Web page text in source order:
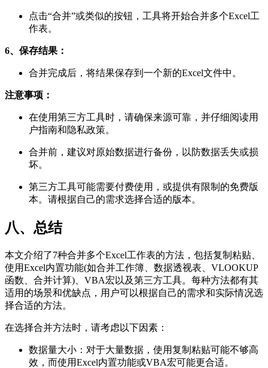
点击“合并”或类似的按钮，工具将开始合并多个Excel工
作表。
6、保存结果：
合并完成后，将结果保存到一个新的Excel文件中。
注意事项：
在使用第三方工具时，请确保来源可靠，并仔细阅读用
户指南和隐私政策。
合并前，建议对原始数据进行备份，以防数据丢失或损
坏。
第三方工具可能需要付费使用，或提供有限制的免费版
本。请根据自己的需求选择合适的版本。
八、总结
本文介绍了7种合并多个Excel工作表的方法，包括复制粘贴、
使用Excel内置功能(如合并工作簿、数据透视表、VLOOKUP
函数、合并计算)、VBA宏以及第三方工具。每种方法都有其
适用的场景和优缺点，用户可以根据自己的需求和实际情况选
择合适的方法。
在选择合并方法时，请考虑以下因素：
数据量大小：对于大量数据，使用复制粘贴可能不够高
效，而使用Excel内置功能或VBA宏可能更合适。